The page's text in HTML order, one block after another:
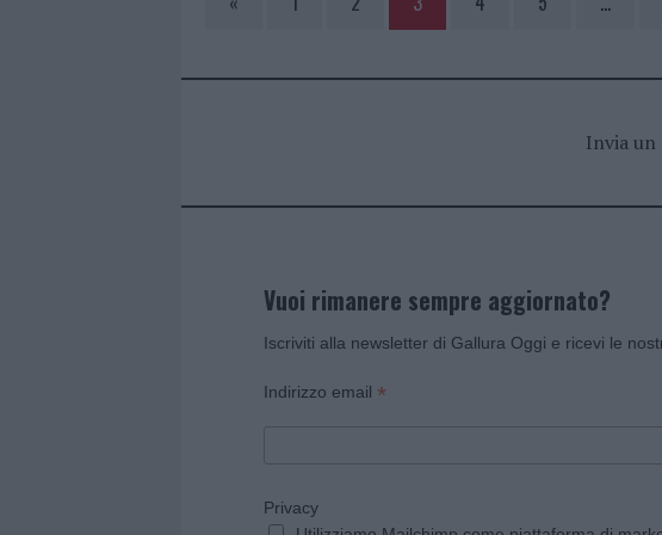
Invia un
Vuoi rimanere sempre aggiornato?
Iscriviti alla newsletter di Gallura Oggi e ricevi le
Indirizzo email *
Privacy